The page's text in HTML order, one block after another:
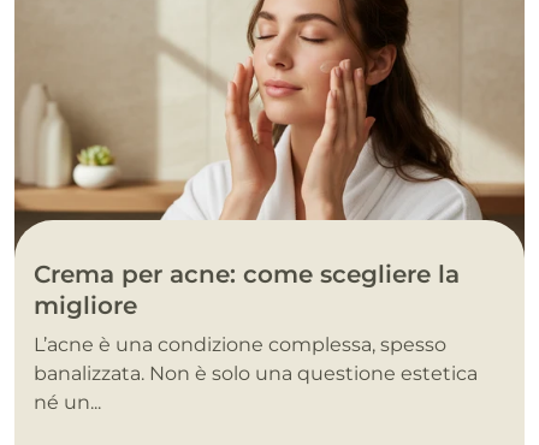
Crema per acne: come scegliere la
migliore
L’acne è una condizione complessa, spesso
banalizzata. Non è solo una questione estetica
né un...